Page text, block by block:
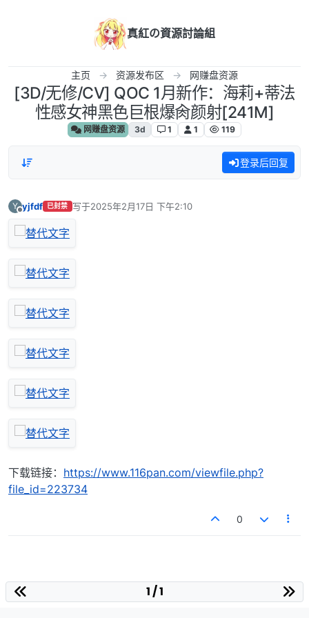
真紅の資源討論組
主页 资源发布区 网赚盘资源
[3D/无修/CV] QOC 1月新作：海莉+蒂法
性感女神黑色巨根爆肏颜射[241M]
网赚盘资源 3d 1 1 119
登录后回复
Y yjfdf 已封禁 写于2025年2月17日 下午2:10
最后由 编辑
下载链接： https://www.116pan.com/viewfile.php?
file_id=223734
0
1 / 1